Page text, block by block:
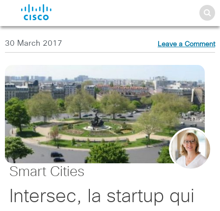
30 March 2017 Leave a Comment
Smart Cities
Intersec, la startup qui